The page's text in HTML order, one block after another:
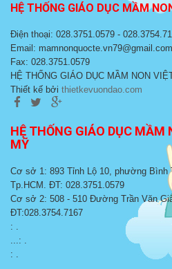
HỆ THỐNG GIÁO DỤC MẦM
Điện thoại: 028.3751.0579 -
Email: mamnonquocte.vn79@gmail.com
Fax: 028.3751.0579
HỆ THỐNG GIÁO DỤC MẦM NON
Thiết kế bởi thietkevuondao.com
HỆ THỐNG GIÁO DỤC MẦM
MỸ
Cơ sở 1: 893 Tỉnh Lộ 10, phường Bình
Tp.HCM. ĐT: 028.3751.0579
Cơ sở 2: 508 - 510 Đường Trần Văn
ĐT:028.3754.7167
: .
...: .
: .